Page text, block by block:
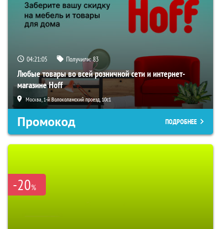
04:21:04 Получили:83
Любые товары во всей розничной сети и интернет-
магазине Hoff
Москва, 1-й Волоколамский проезд, 10с1
Промокод ПОДРОБНЕЕ
-20%